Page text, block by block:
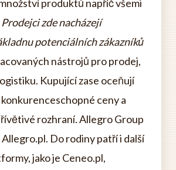
produktů napříč všemi
Prodejci zde nacházejí
potenciálních zákazníků
nástrojů pro prodej,
Kupující zase oceňují
ceny a
rozhraní. Allegro Group
Do rodiny patří i další
jako je Ceneo.pl,